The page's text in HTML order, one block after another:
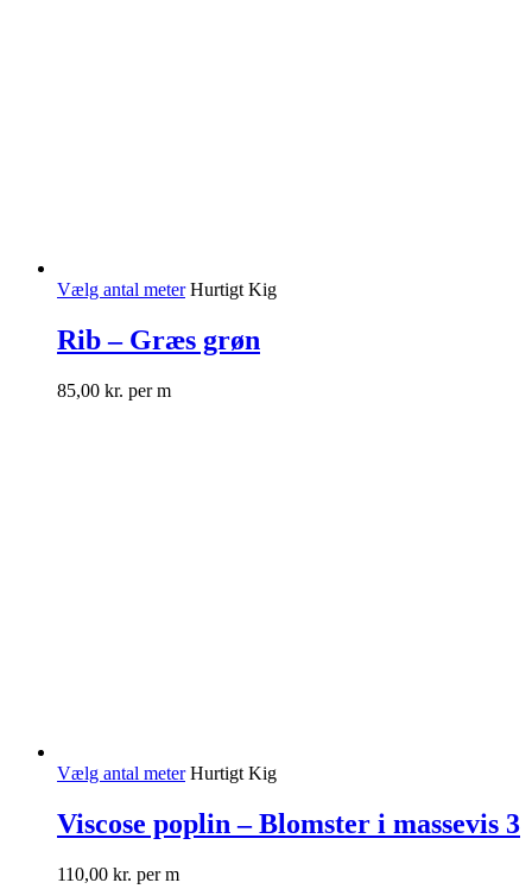
Vælg antal meter Hurtigt Kig
Rib – Græs grøn
85,00 kr. per m
Vælg antal meter Hurtigt Kig
Viscose poplin – Blomster i massevis 3
110,00 kr. per m